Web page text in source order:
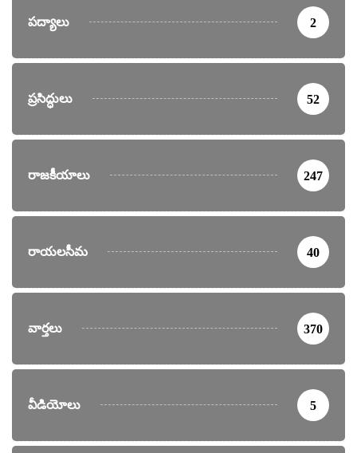
పద్యాలు 2
ప్రసిద్ధులు 52
రాజకీయాలు 247
రాయలసీమ 40
వార్తలు 370
వీడియోలు 5